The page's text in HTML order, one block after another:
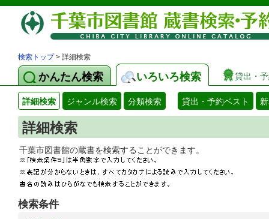
検索トップ> 詳細検索
かんたん検索 いろいろ検索 貸出・
詳細検索 ジャンル検索 分類検索 貸出・予約ベスト
詳細検索
千葉市図書館の蔵書を検索することができま
検索条件